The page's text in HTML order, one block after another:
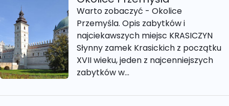
Warto zobaczyć - Okolice
Przemyśla. Opis zabytków i
najciekawszych miejsc KRASICZYN
Słynny zamek Krasickich z początku
XVII wieku, jeden z najcenniejszych
zabytków w...